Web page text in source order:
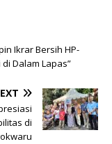
Ikrar Bersih HP-
Dalam Lapas”
di